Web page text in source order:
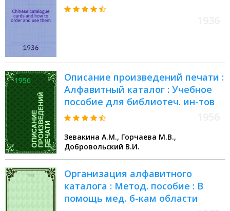
Описание произведений печати :
Алфавитный каталог : Учебное
пособие для библиотеч. ин-тов
Зевакина А.М., Горчаева М.В.,
Добровольский В.И.
Организация алфавитного
каталога : Метод. пособие : В
помощь мед. б-кам области